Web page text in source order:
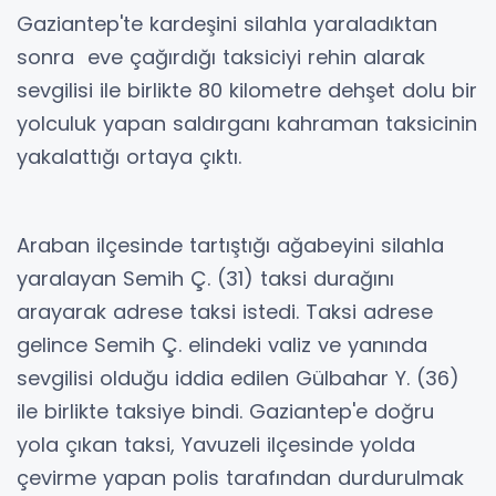
Gaziantep'te kardeşini silahla yaraladıktan
sonra eve çağırdığı taksiciyi rehin alarak
sevgilisi ile birlikte 80 kilometre dehşet dolu bir
yolculuk yapan saldırganı kahraman taksicinin
yakalattığı ortaya çıktı.
Araban ilçesinde tartıştığı ağabeyini silahla
yaralayan Semih Ç. (31) taksi durağını
arayarak adrese taksi istedi. Taksi adrese
gelince Semih Ç. elindeki valiz ve yanında
sevgilisi olduğu iddia edilen Gülbahar Y. (36)
ile birlikte taksiye bindi. Gaziantep'e doğru
yola çıkan taksi, Yavuzeli ilçesinde yolda
çevirme yapan polis tarafından durdurulmak